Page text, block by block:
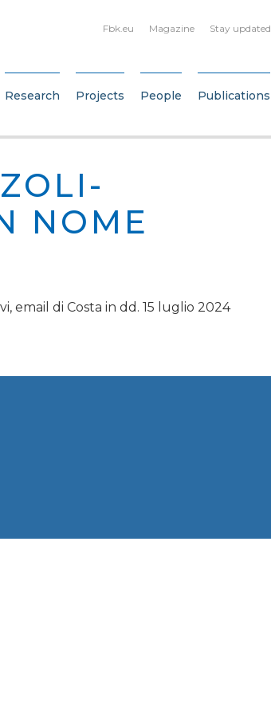
Fbk.eu Magazine Stay updated
Research Projects People Publications
NOME
email di Costa in dd. 15 luglio 2024